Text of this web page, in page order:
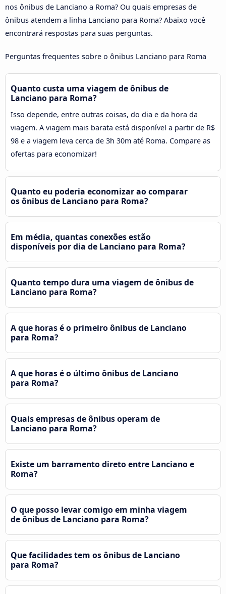
nos ônibus de Lanciano a Roma? Ou quais empresas de
ônibus atendem a linha Lanciano para Roma? Abaixo você
encontrará respostas para suas perguntas.
Perguntas frequentes sobre o ônibus Lanciano para Roma
Quanto custa uma viagem de ônibus de
Lanciano para Roma?
Isso depende, entre outras coisas, do dia e da hora da
viagem. A viagem mais barata está disponível a partir de R$
98 e a viagem leva cerca de 3h 30m até Roma. Compare as
ofertas para economizar!
Quanto eu poderia economizar ao comparar
os ônibus de Lanciano para Roma?
Em média, quantas conexões estão
disponíveis por dia de Lanciano para Roma?
Quanto tempo dura uma viagem de ônibus de
Lanciano para Roma?
A que horas é o primeiro ônibus de Lanciano
para Roma?
A que horas é o último ônibus de Lanciano
para Roma?
Quais empresas de ônibus operam de
Lanciano para Roma?
Existe um barramento direto entre Lanciano e
Roma?
O que posso levar comigo em minha viagem
de ônibus de Lanciano para Roma?
Que facilidades tem os ônibus de Lanciano
para Roma?